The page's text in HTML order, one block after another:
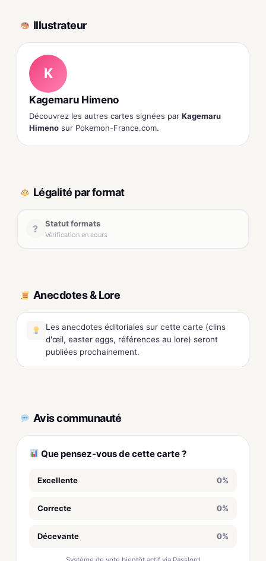
Illustrateur
K
Kagemaru Himeno
Découvrez les autres cartes signées par Kagemaru
Himeno sur Pokemon-France.com.
Légalité par format
? Statut formats
Vérification en cours
Anecdotes & Lore
Les anecdotes éditoriales sur cette carte (clins
d'œil, easter eggs, références au lore) seront
publiées prochainement.
Avis communauté
Que pensez-vous de cette carte ?
Excellente 0%
Correcte 0%
Décevante 0%